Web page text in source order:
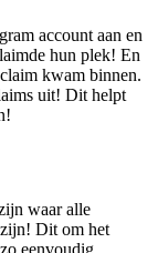
account aan en
hun plek! En
kwam binnen.
uit! Dit helpt
waar alle
Dit om het
eenvoudig